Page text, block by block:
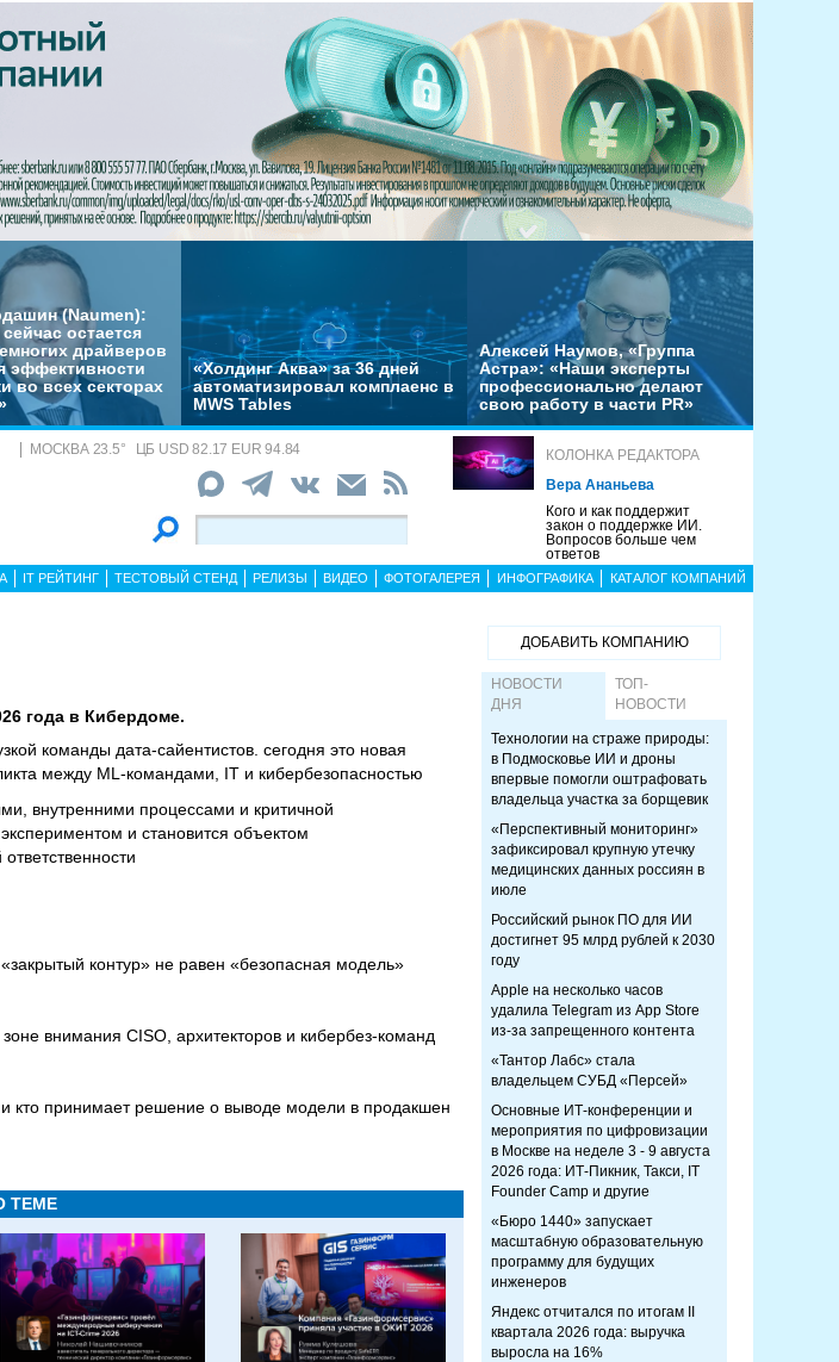
(Naumen):
остается
драйверов
эффективности
во всех секторах
«Холдинг Аква» за 36 дней
автоматизировал комплаенс в
MWS Tables
Алексей Наумов, «Группа
Астра»: «Наши эксперты
профессионально делают
свою работу в части PR»
МОСКВА 23.5° ЦБ USD 82.17 EUR 94.84
КОЛОНКА РЕДАКТОРА
Вера Ананьева
Кого и как поддержит
закон о поддержке ИИ.
Вопросов больше чем
ответов
IT РЕЙТИНГ ТЕСТОВЫЙ СТЕНД РЕЛИЗЫ ВИДЕО ФОТОГАЛЕРЕЯ ИНФОГРАФИКА КАТАЛОГ КОМПАНИЙ
года в Кибердоме.
команды дата-сайентистов. сегодня это новая
между ML-командами, IT и кибербезопасностью
внутренними процессами и критичной
и становится объектом
контур» не равен «безопасная модель»
внимания CISO, архитекторов и кибербез-команд
и кто принимает решение о выводе модели в продакшен
ТЕМЕ
ДОБАВИТЬ КОМПАНИЮ
НОВОСТИ
ДНЯ
ТОП-
НОВОСТИ
Технологии на страже природы:
в Подмосковье ИИ и дроны
впервые помогли оштрафовать
владельца участка за борщевик
«Перспективный мониторинг»
зафиксировал крупную утечку
медицинских данных россиян в
июле
Российский рынок ПО для ИИ
достигнет 95 млрд рублей к 2030
году
Apple на несколько часов
удалила Telegram из App Store
из-за запрещенного контента
«Тантор Лабс» стала
владельцем СУБД «Персей»
Основные ИТ-конференции и
мероприятия по цифровизации
в Москве на неделе 3 - 9 августа
2026 года: ИТ-Пикник, Такси, IT
Founder Camp и другие
«Бюро 1440» запускает
масштабную образовательную
программу для будущих
инженеров
Яндекс отчитался по итогам II
квартала 2026 года: выручка
выросла на 16%